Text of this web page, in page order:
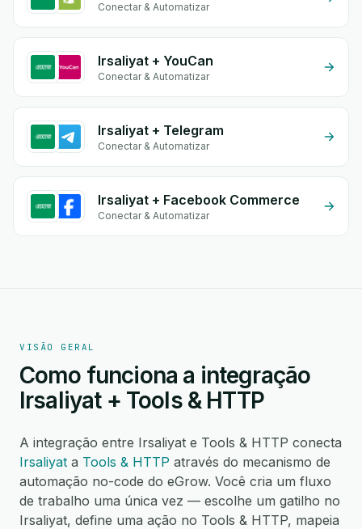
Conectar & Automatizar
Irsaliyat + YouCan
Conectar & Automatizar
Irsaliyat + Telegram
Conectar & Automatizar
Irsaliyat + Facebook Commerce
Conectar & Automatizar
VISÃO GERAL
Como funciona a integração
Irsaliyat + Tools & HTTP
A integração entre Irsaliyat e Tools & HTTP conecta
Irsaliyat a Tools & HTTP através do mecanismo de
automação no-code do eGrow. Você cria um fluxo
de trabalho uma única vez — escolhe um gatilho no
Irsaliyat, define uma ação no Tools & HTTP, mapeia